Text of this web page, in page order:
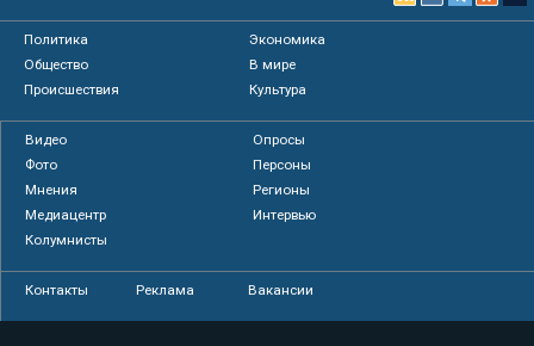
Политика
Экономика
Общество
В мире
Происшествия
Культура
Видео
Опросы
Фото
Персоны
Мнения
Регионы
Медиацентр
Интервью
Колумнисты
Контакты Реклама Вакансии